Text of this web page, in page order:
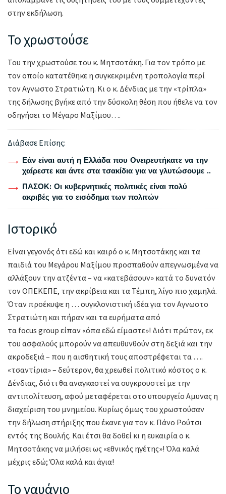
στην εκδήλωση.
Το χρωστούσε
Του την χρωστούσε του κ. Μητσοτάκη. Για τον τρόπο με
τον οποίο κατατέθηκε η συγκεκριμένη τροπολογία περί
τον Αγνωστο Στρατιώτη. Κι ο κ. Δένδιας με την «τρίπλα»
της δήλωσης βγήκε από την δύσκολη θέση που ήθελε να τον
οδηγήσει το Μέγαρο Μαξίμου….
Διάβασε Επίσης:
Εάν είναι αυτή η Ελλάδα που Ονειρευτήκατε να την
χαίρεστε και άντε στα τσακίδια για να γλυτώσουμε ..
ΠΑΣΟΚ: Οι κυβερνητικές πολιτικές είναι πολύ
ακριβές για το εισόδημα των πολιτών
Ιστορικό
Είναι γεγονός ότι εδώ και καιρό ο κ. Μητσοτάκης και τα
παιδιά του Μεγάρου Μαξίμου προσπαθούν απεγνωσμένα να
αλλάξουν την ατζέντα – να «κατεβάσουν» κατά το δυνατόν
τον ΟΠΕΚΕΠΕ, την ακρίβεια και τα Τέμπη, λίγο πιο χαμηλά.
Όταν προέκυψε η … συγκλονιστική ιδέα για τον Αγνωστο
Στρατιώτη και πήραν και τα ευρήματα από
τα focus group είπαν «όπα εδώ είμαστε»! Διότι πρώτον, εκ
του ασφαλούς μπορούν να απευθυνθούν στη δεξιά και την
ακροδεξιά – που η αισθητική τους αποστρέφεται τα ….
«τσαντίρια» – δεύτερον, θα χρεωθεί πολιτικό κόστος ο κ.
Δένδιας, διότι θα αναγκαστεί να συγκρουστεί με την
αντιπολίτευση, αφού μεταφέρεται στο υπουργείο Αμυνας η
διαχείριση του μνημείου. Κυρίως όμως του χρωστούσαν
την δήλωση στήριξης που έκανε για τον κ. Πάνο Ρούτσι
εντός της Βουλής. Και έτσι θα δοθεί κι η ευκαιρία ο κ.
Μητσοτάκης να μιλήσει ως «εθνικός ηγέτης»! Όλα καλά
μέχρις εδώ; Όλα καλά και άγια!
Το ναυάγιο